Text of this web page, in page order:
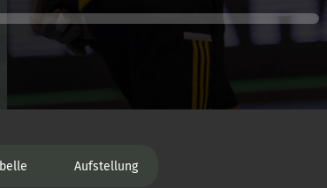
Aufstellung